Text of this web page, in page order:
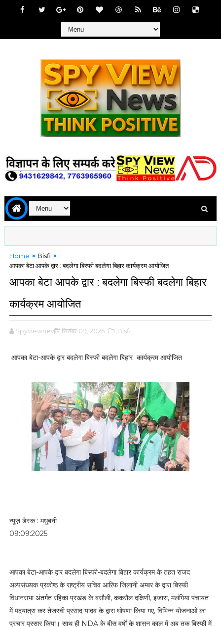
Home
Bisfi
आपका बेटा आपके द्वार : बदलेगा बिस्फी बदलेगा बिहार कार्यक्रम आयोजित
आपका बेटा आपके द्वार : बदलेगा बिस्फी बदलेगा बिहार
कार्यक्रम आयोजित
Spyviewnews सितंबर 09, 2025 ,Bisfi
आपका बेटा-आपके द्वार बदलेगा बिस्फी बदलेगा बिहार कार्यक्रम आयोजित
न्यूज़ डेस्क : मधुबनी
09:09:2025
आपका बेटा-आपके द्वार बदलेगा बिस्फी-बदलेगा बिहार कार्यक्रम के तहत राजद
अल्पसंख्यक प्रकोष्ठ के राष्ट्रीय सचिव आरिफ जिलानी अम्बर के द्वारा बिस्फी
विधानसभा अंतर्गत रहिका प्रखंड के बसौली, ककरौल दक्षिणी, इजारा, मलंगिया पंचायत
में पदयात्रा कर तेजस्वी प्रसाद यादव के द्वारा घोषणा किया गए, विभिन्न योजनाओं का
प्रचार प्रसार किया। साथ ही NDA के बीस वर्षों के शासन काल में अब तक बिस्फी में